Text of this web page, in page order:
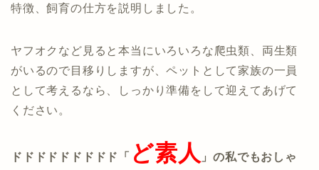
特徴、飼育の仕方を説明しました。
ヤフオクなど見ると本当にいろいろな爬虫類、両生類
がいるので目移りしますが、ペットとして家族の一員
として考えるなら、しっかり準備をして迎えてあげて
ください。
ドドドドドドドドド「 ど素人 」の私でもおしゃ